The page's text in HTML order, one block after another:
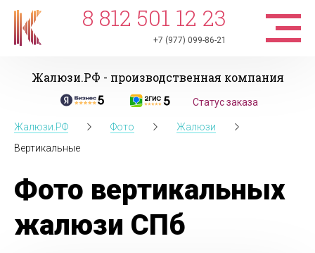
8 812 501 12 23
+7 (977) 099-86-21
Жалюзи.РФ - производственная компания
Статус заказа
Жалюзи.РФ Фото
Жалюзи
Вертикальные
Фото вертикальных
жалюзи СПб